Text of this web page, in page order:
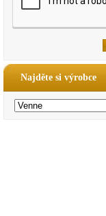
Najděte si výrobce